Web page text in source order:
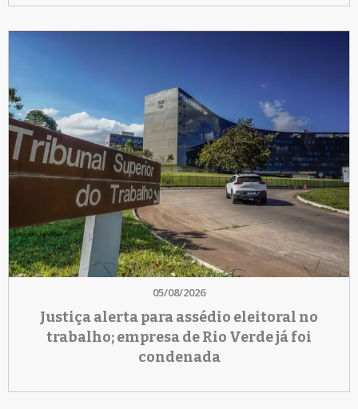
05/08/2026
Justiça alerta para assédio eleitoral no
trabalho; empresa de Rio Verde já foi
condenada